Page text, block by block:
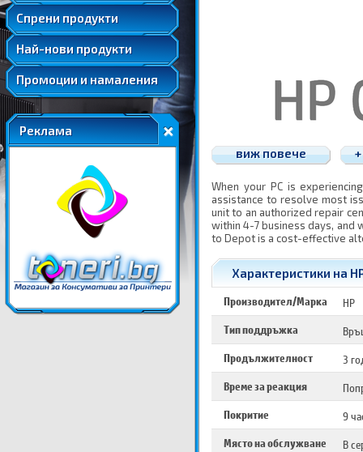
Спрени продукти
Удължени и допълнителни гаранции
Най-нови продукти
Промоции и намаления
Реклама
виж повече
When your PC is
assistance to resolve most
unit to an authorized repair
within 4-7 business days, and
to Depot is a cost-effective
Характеристики на
Производител/Марка
HP
Тип поддръжка
Продължителност
3
Време за реакция
Покритие
9
Място на обслужване
В